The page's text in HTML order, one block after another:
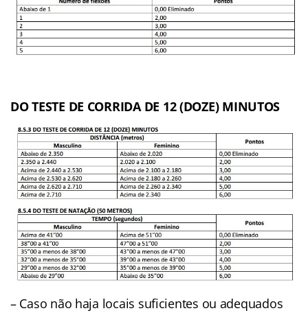
DO TESTE DE CORRIDA DE 12 (DOZE) MINUTOS
– Caso não haja locais suficientes ou adequados